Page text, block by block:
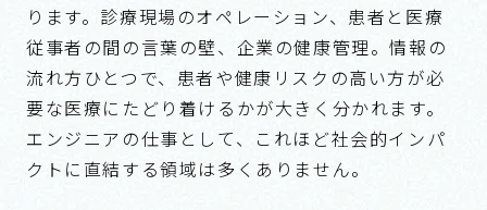
メディフォンが向き合っているのは、その中でも
手触りのある現場です。患者と医療従事者をつな
ぐ医療通訳サービス mediPhone、企業の健診結
果やストレスチェックを従業員に届ける
mediment。届けたものの先にはいつも実際の人